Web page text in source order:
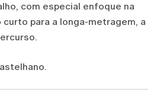
com especial enfoque na
para a longa-metragem, a